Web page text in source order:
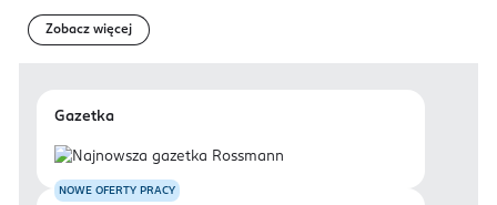
Zobacz więcej
Gazetka
NOWE OFERTY PRACY